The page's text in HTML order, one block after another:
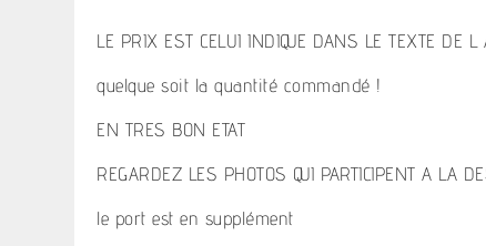
LE PRIX EST CELUI INDIQUE DANS LE TEXTE DE L
quelque soit la quantité commandé !
EN TRES BON ETAT
REGARDEZ LES PHOTOS QUI PARTICIPENT A LA
le port est en supplément